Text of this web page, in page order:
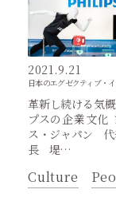
2021.9.21
日本のエグゼクティブ・
革新し続ける気
プスの企業文化
ス・ジャパン 代
長 堤…
Culture